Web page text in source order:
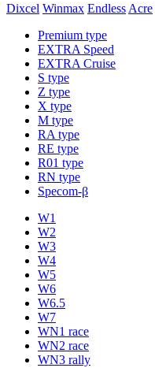
Dixcel Winmax Endless Acre
Premium type
EXTRA Speed
EXTRA Cruise
S type
Z type
X type
M type
RA type
RE type
R01 type
RN type
Specom-β
W1
W2
W3
W4
W5
W6
W6.5
W7
WN1 race
WN2 race
WN3 rally